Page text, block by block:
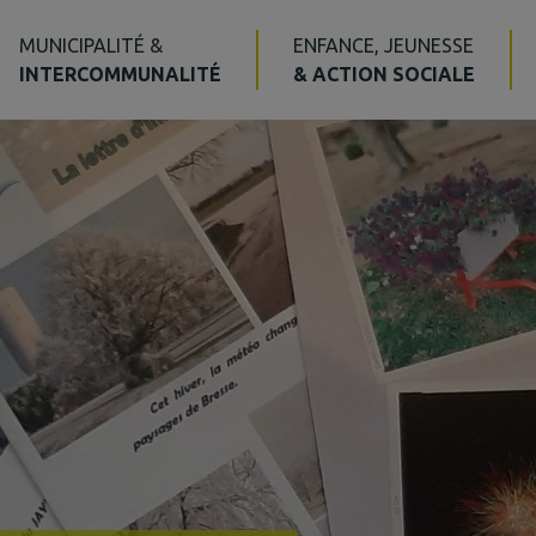
Tourisme
La plaine tonique
Sentiers pédestres
Voie Verte – La
MUNICIPALITÉ &
INTERCOMMUNALITÉ
ENFANCE, JEUNESSE
& ACTION SOCIALE
Action Sociale
Action sociale du
Services à la
CLIC, pour les + de
Jardin de Cocagne